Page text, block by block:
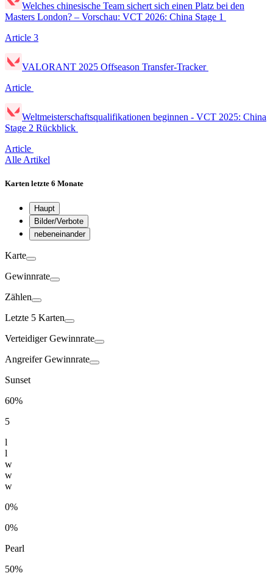
Welches chinesische Team sichert sich einen Platz bei den
Masters London? – Vorschau: VCT 2026: China Stage 1
Article 3
VALORANT 2025 Offseason Transfer-Tracker
Article
Weltmeisterschaftsqualifikationen beginnen - VCT 2025: China
Stage 2 Rückblick
Article
Alle Artikel
Karten letzte 6 Monate
Haupt
Bilder/Verbote
nebeneinander
Karte
Gewinnrate
Zählen
Letzte 5 Karten
VerteidigerGewinnrate
AngreiferGewinnrate
Sunset
60%
5
l
l
w
w
w
0%
0%
Pearl
50%